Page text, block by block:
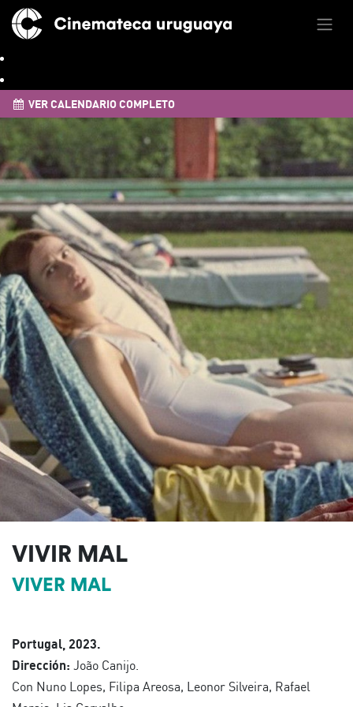
VER CALENDARIO COMPLETO
VIVIR MAL
VIVER MAL
Portugal, 2023.
Dirección: João Canijo.
Con Nuno Lopes, Filipa Areosa, Leonor Silveira, Rafael